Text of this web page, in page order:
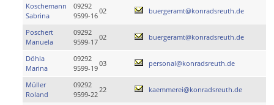
Koschemann
Sabrina
09292
9599-16
02 buergeramt@konradsreuth.de
Poschert
Manuela
09292
9599-17
02 buergeramt@konradsreuth.de
Döhla
Marina
09292
9599-19
03 personal@konradsreuth.de
Müller
Roland
09292
9599-22
22 kaemmerei@konradsreuth.de